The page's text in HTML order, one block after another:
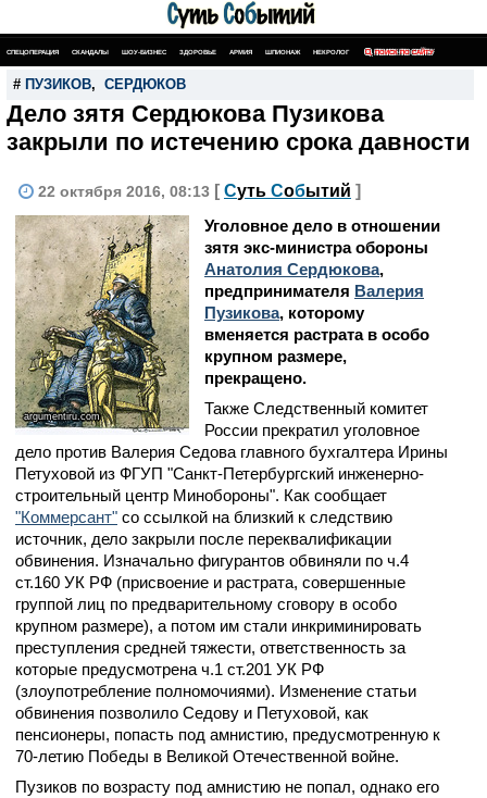
СПЕЦОПЕРАЦИЯ СКАНДАЛЫ ШОУ-БИЗНЕС ЗДОРОВЬЕ АРМИЯ ШПИОНАЖ НЕКРОЛОГ ПОИСК ПО САЙТУ
# ПУЗИКОВ, СЕРДЮКОВ
Дело зятя Сердюкова Пузикова
закрыли по истечению срока давности
22 октября 2016, 08:13 [ Суть Событий ]
argumentiru.com
Уголовное дело в отношении
зятя экс-министра обороны
Анатолия Сердюкова,
предпринимателя Валерия
Пузикова, которому
вменяется растрата в особо
крупном размере,
прекращено.
Также Следственный комитет
России прекратил уголовное
дело против Валерия Седова главного бухгалтера Ирины
Петуховой из ФГУП "Санкт-Петербургский инженерно-
строительный центр Минобороны". Как сообщает
"Коммерсант" со ссылкой на близкий к следствию
источник, дело закрыли после переквалификации
обвинения. Изначально фигурантов обвиняли по ч.4
ст.160 УК РФ (присвоение и растрата, совершенные
группой лиц по предварительному сговору в особо
крупном размере), а потом им стали инкриминировать
преступления средней тяжести, ответственность за
которые предусмотрена ч.1 ст.201 УК РФ
(злоупотребление полномочиями). Изменение статьи
обвинения позволило Седову и Петуховой, как
пенсионеры, попасть под амнистию, предусмотренную к
70-летию Победы в Великой Отечественной войне.
Пузиков по возрасту под амнистию не попал, однако его